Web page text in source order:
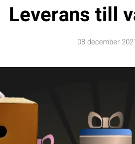
Leverans till
08 december